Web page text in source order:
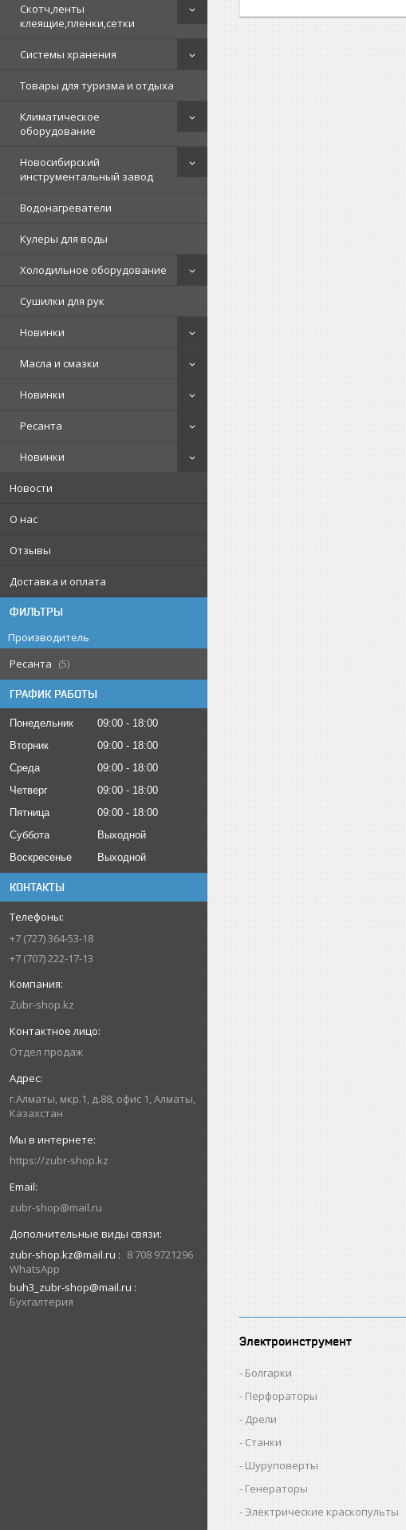
Скотч,ленты
клеящие,пленки,сетки
Системы хранения
Товары для туризма и отдыха
Климатическое
оборудование
Новосибирский
инструментальный завод
Водонагреватели
Кулеры для воды
Холодильное оборудование
Сушилки для рук
Новинки
Масла и смазки
Новинки
Ресанта
Новинки
Новости
О нас
Отзывы
Доставка и оплата
ФИЛЬТРЫ
Производитель
Ресанта
5
ГРАФИК РАБОТЫ
Понедельник 09:00
18:00
Вторник
09:00
18:00
Среда
09:00
18:00
Четверг
09:00
18:00
Пятница
09:00
18:00
Суббота
Выходной
Воскресенье
Выходной
КОНТАКТЫ
+7 (727) 364-53-18
+7 (707) 222-17-13
Zubr-shop.kz
Отдел продаж
г.Алматы, мкр.1, д.88, офис 1, Алматы,
Казахстан
https://zubr-shop.kz
zubr-shop@mail.ru
zubr-shop.kz@mail.ru
8 708 9721296
WhatsApp
buh3_zubr-shop@mail.ru
Бухгалтерия
Электроинструмент
Болгарки
Перфораторы
Дрели
Станки
Шуруповерты
Генераторы
Электрические краскопульты